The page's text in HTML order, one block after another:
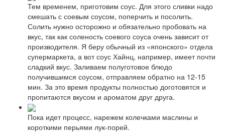
Тем временем, приготовим соус. Для этого сливки надо
смешать с соевым соусом, поперчить и посолить.
Солить нужно осторожно и обязательно пробовать на
вкус, так как соленость соевого соуса очень зависит от
производителя. Я беру обычный из «японского» отдела
супермаркета, а вот соус Хайнц, например, имеет почти
сладкий вкус. Заливаем полуготовое блюдо
получившимся соусом, отправляем обратно на 12-15
мин. За это время продукты полностью доготовятся и
пропитаются вкусом и ароматом друг друга.
Пока идет процесс, нарежем колечками маслины и
короткими перьями лук-порей.